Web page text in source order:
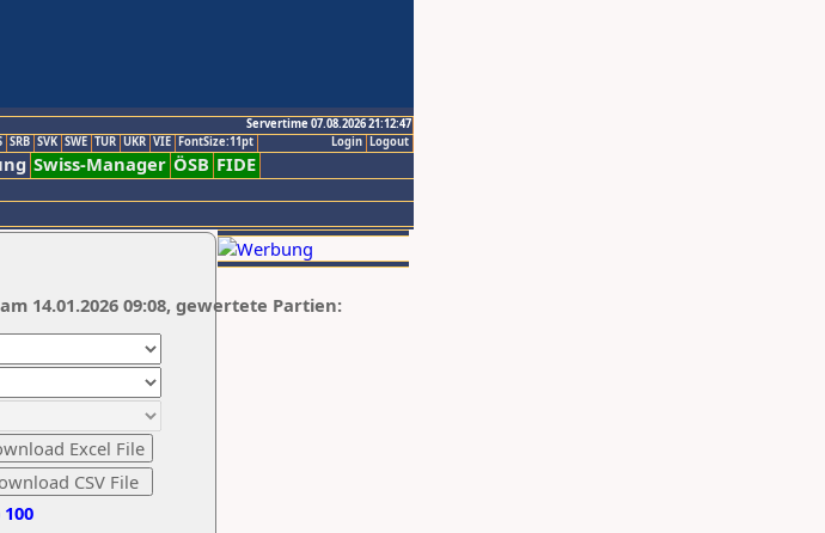
Servertime 07.08.2026 21:12:47
Logout
Login
SRB SVK SWE TUR UKR VIE FontSize:11pt
Swiss-Manager ÖSB FIDE
100
14.01.2026 09:08, gewertete Partien: